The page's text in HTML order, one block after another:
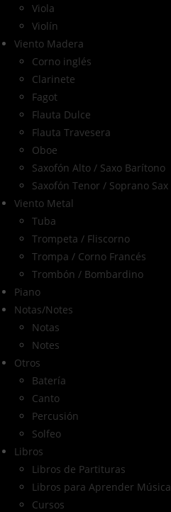
Viola
Violín
Viento Madera
Corno inglés
Clarinete
Fagot
Flauta Dulce
Flauta Travesera
Oboe
Saxofón Alto / Saxo Barítono
Saxofón Tenor / Soprano Sax
Viento Metal
Tuba
Trompeta / Fliscorno
Trompa / Corno Francés
Trombón / Bombardino
Piano
Notas/Notes
Notas
Notes
Otros
Batería
Canto
Percusión
Solfeo
Libros
Libros de Partituras
Libros para Aprender Música
Cursos